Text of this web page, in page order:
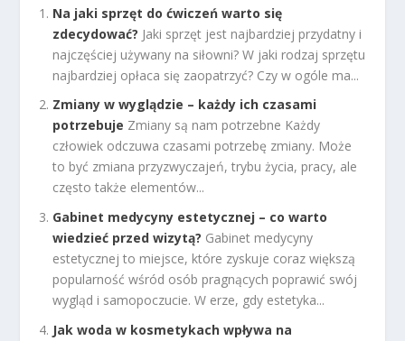
Na jaki sprzęt do ćwiczeń warto się
zdecydować? Jaki sprzęt jest najbardziej przydatny i
najczęściej używany na siłowni? W jaki rodzaj sprzętu
najbardziej opłaca się zaopatrzyć? Czy w ogóle ma...
Zmiany w wyglądzie – każdy ich czasami
potrzebuje Zmiany są nam potrzebne Każdy
człowiek odczuwa czasami potrzebę zmiany. Może
to być zmiana przyzwyczajeń, trybu życia, pracy, ale
często także elementów...
Gabinet medycyny estetycznej – co warto
wiedzieć przed wizytą? Gabinet medycyny
estetycznej to miejsce, które zyskuje coraz większą
popularność wśród osób pragnących poprawić swój
wygląd i samopoczucie. W erze, gdy estetyka...
Jak woda w kosmetykach wpływa na